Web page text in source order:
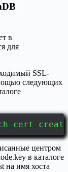
в
для
SSL-
следующих
cert
центром
в каталоге
на имя хоста